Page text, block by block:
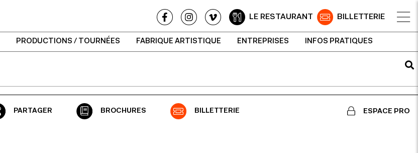
LE RESTAURANT BILLETTERIE
PRODUCTIONS / TOURNÉES FABRIQUE ARTISTIQUE ENTREPRISES INFOS PRATIQUES
PARTAGER BROCHURES BILLETTERIE ESPACE PRO